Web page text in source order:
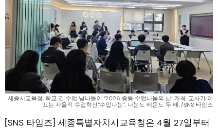
세종시교육청, 학교 간 수업 넘나들이 ‘2026 중등 수업나눔의 날’ 개최. 교사가 이
끄는 자율적 수업혁신“수업나눔”, 나눔도 배움도 두 배. /SNS 타임즈
[SNS 타임즈] 세종특별자치시교육청은 4월 27일부터